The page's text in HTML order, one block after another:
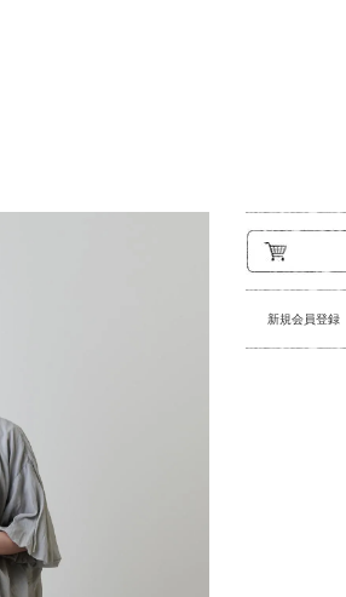
新規会員登録